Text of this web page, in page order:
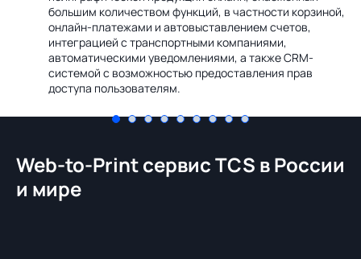
большим количеством функций, в частности корзиной,
онлайн-платежами и автовыставлением счетов,
интеграцией с транспортными компаниями,
автоматическими уведомлениями, а также CRM-
системой с возможностью предоставления прав
доступа пользователям.
Web-to-Print сервис TCS в России
и мире